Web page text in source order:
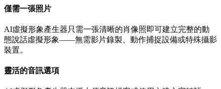
僅需一張照片
AI虛擬形象產生器只需一張清晰的肖像照即可建立完整的動
態說話虛擬形象——無需影片錄製、動作捕捉設備或特殊攝影
裝置。
靈活的音訊選項